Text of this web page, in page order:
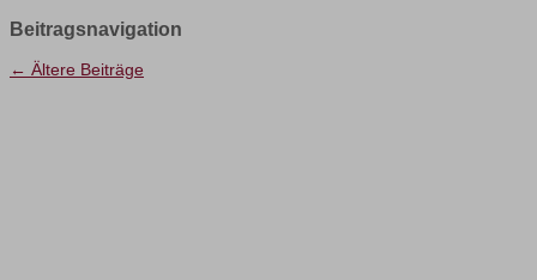
Beitragsnavigation
← Ältere Beiträge